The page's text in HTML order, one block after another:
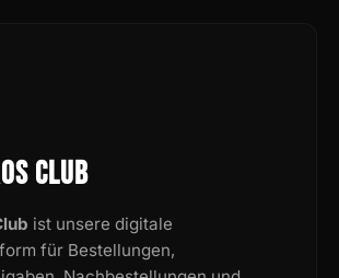
CLUB
ist unsere digitale
für Bestellungen,